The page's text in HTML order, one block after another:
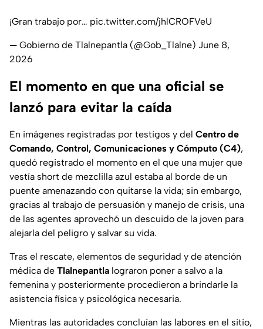
¡Gran trabajo por… pic.twitter.com/jhlCROFVeU
— Gobierno de Tlalnepantla (@Gob_Tlalne) June 8,
2026
El momento en que una oficial se
lanzó para evitar la caída
En imágenes registradas por testigos y del Centro de
Comando, Control, Comunicaciones y Cómputo (C4),
quedó registrado el momento en el que una mujer que
vestía short de mezclilla azul estaba al borde de un
puente amenazando con quitarse la vida; sin embargo,
gracias al trabajo de persuasión y manejo de crisis, una
de las agentes aprovechó un descuido de la joven para
alejarla del peligro y salvar su vida.
Tras el rescate, elementos de seguridad y de atención
médica de Tlalnepantla lograron poner a salvo a la
femenina y posteriormente procedieron a brindarle la
asistencia física y psicológica necesaria.
Mientras las autoridades concluían las labores en el sitio,